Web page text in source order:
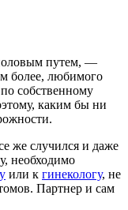
путем, —
более, любимого
собственному
каким бы ни
же случился и даже
необходимо
или к гинекологу, не
Партнер и сам